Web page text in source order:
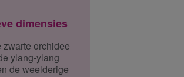
dimensies
orchidee
ylang-ylang
de weelderige